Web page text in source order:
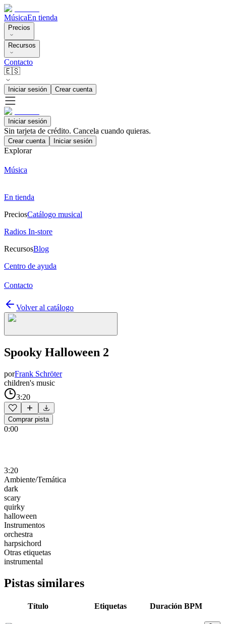
MúsicaEn tienda
Precios
Recursos
Contacto
🇪🇸
Iniciar sesión Crear cuenta
Iniciar sesión
Sin tarjeta de crédito. Cancela cuando quieras.
Crear cuenta Iniciar sesión
Explorar
Música
En tienda
PreciosCatálogo musical
Radios In-store
RecursosBlog
Centro de ayuda
Contacto
Volver al catálogo
Spooky Halloween 2
porFrank Schröter
children's music
3:20
Comprar pista
0:00
3:20
Ambiente/Temática
dark
scary
quirky
halloween
Instrumentos
orchestra
harpsichord
Otras etiquetas
instrumental
Pistas similares
Título Etiquetas Duración BPM